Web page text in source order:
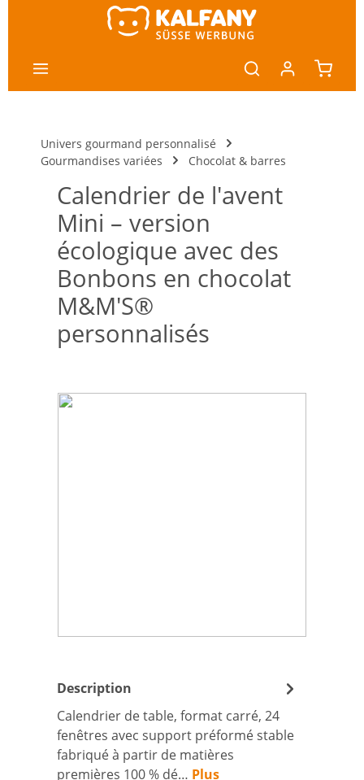
Univers gourmand personnalisé
Gourmandises variées
Chocolat & barres
Calendrier de l'avent
Mini – version
écologique avec des
Bonbons en chocolat
M&M'S®
personnalisés
Ignorer la galerie d'images
Description
Calendrier de table, format carré, 24
fenêtres avec support préformé stable
fabriqué à partir de matières
premières 100 % dé… Plus